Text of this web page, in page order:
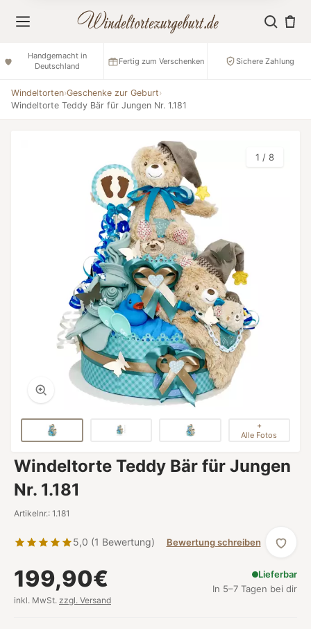
Handgemacht in
Deutschland
Fertig zum Verschenken Sichere Zahlung
Windeltorten›Geschenke zur Geburt›
Windeltorte Teddy Bär für Jungen Nr. 1.181
1 / 8
+
Alle Fotos
Windeltorte Teddy Bär für Jungen
Nr. 1.181
Artikelnr.: 1.181
5,0 (1 Bewertung) Bewertung schreiben
199,90€
inkl. MwSt. zzgl. Versand
Lieferbar
In 5–7 Tagen bei dir